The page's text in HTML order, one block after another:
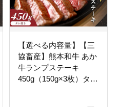
【選べる内容量】【三
協畜産】熊本和牛 あか
牛ランプステーキ
450g（150g×3枚）タレ